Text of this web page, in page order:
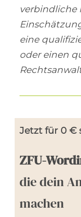
verbindliche
eine
oder einen
Jetzt für 0 €
ZFU-
die dein
machen